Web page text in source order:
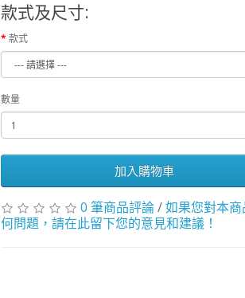
款式及尺寸:
款式
數量
加入購物車
0 筆商品評論/如果您對本
何問題，請在此留下您的意見和建議！